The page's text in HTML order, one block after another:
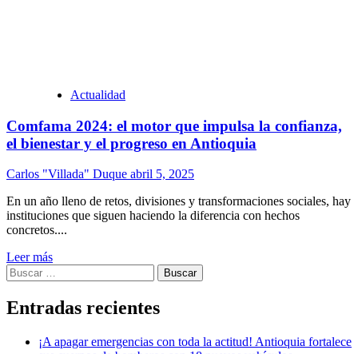
Actualidad
Comfama 2024: el motor que impulsa la confianza,
el bienestar y el progreso en Antioquia
Carlos "Villada" Duque abril 5, 2025
En un año lleno de retos, divisiones y transformaciones sociales, hay
instituciones que siguen haciendo la diferencia con hechos
concretos....
Leer más
Buscar:
Entradas recientes
¡A apagar emergencias con toda la actitud! Antioquia fortalece